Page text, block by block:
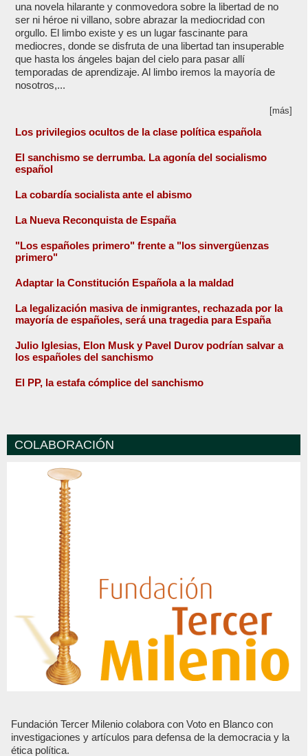
una novela hilarante y conmovedora sobre la libertad de no
ser ni héroe ni villano, sobre abrazar la mediocridad con
orgullo. El limbo existe y es un lugar fascinante para
mediocres, donde se disfruta de una libertad tan insuperable
que hasta los ángeles bajan del cielo para pasar allí
temporadas de aprendizaje. Al limbo iremos la mayoría de
nosotros,...
[más]
Los privilegios ocultos de la clase política española
El sanchismo se derrumba. La agonía del socialismo
español
La cobardía socialista ante el abismo
La Nueva Reconquista de España
"Los españoles primero" frente a "los sinvergüenzas
primero"
Adaptar la Constitución Española a la maldad
La legalización masiva de inmigrantes, rechazada por la
mayoría de españoles, será una tragedia para España
Julio Iglesias, Elon Musk y Pavel Durov podrían salvar a
los españoles del sanchismo
El PP, la estafa cómplice del sanchismo
COLABORACIÓN
Fundación Tercer Milenio colabora con Voto en Blanco con
investigaciones y artículos para defensa de la democracia y la
ética política.